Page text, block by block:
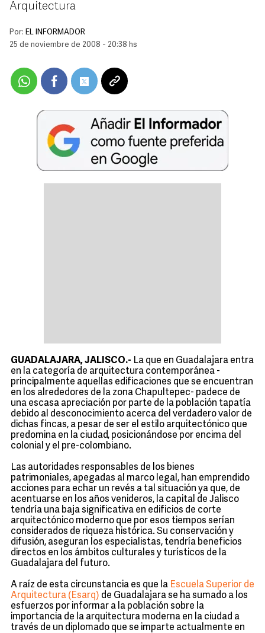
Arquitectura
Por: EL INFORMADOR
25 de noviembre de 2008 - 20:38 hs
GUADALAJARA, JALISCO.- La que en Guadalajara entra
en la categoría de arquitectura contemporánea -
principalmente aquellas edificaciones que se encuentran
en los alrededores de la zona Chapultepec- padece de
una escasa apreciación por parte de la población tapatía
debido al desconocimiento acerca del verdadero valor de
dichas fincas, a pesar de ser el estilo arquitectónico que
predomina en la ciudad, posicionándose por encima del
colonial y el pre-colombiano.
Las autoridades responsables de los bienes
patrimoniales, apegadas al marco legal, han emprendido
acciones para echar un revés a tal situación ya que, de
acentuarse en los años venideros, la capital de Jalisco
tendría una baja significativa en edificios de corte
arquitectónico moderno que por esos tiempos serían
considerados de riqueza histórica. Su conservación y
difusión, aseguran los especialistas, tendría beneficios
directos en los ámbitos culturales y turísticos de la
Guadalajara del futuro.
A raíz de esta circunstancia es que la Escuela Superior de
Arquitectura (Esarq) de Guadalajara se ha sumado a los
esfuerzos por informar a la población sobre la
importancia de la arquitectura moderna en la ciudad a
través de un diplomado que se imparte actualmente en